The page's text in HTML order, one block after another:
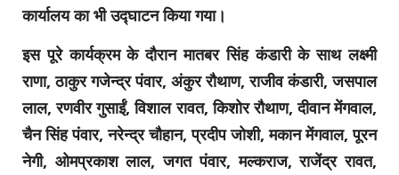
कार्यालय का भी उद्घाटन किया गया।
इस पूरे कार्यक्रम के दौरान मातबर सिंह कंडारी के साथ लक्ष्मी
राणा, ठाकुर गजेन्द्र पंवार, अंकुर रौथाण, राजीव कंडारी, जसपाल
लाल, रणवीर गुसाईं, विशाल रावत, किशोर रौथाण, दीवान मेंगवाल,
चैन सिंह पंवार, नरेन्द्र चौहान, प्रदीप जोशी, मकान मेंगवाल, पूरन
नेगी, ओमप्रकाश लाल, जगत पंवार, मल्कराज, राजेंद्र रावत,